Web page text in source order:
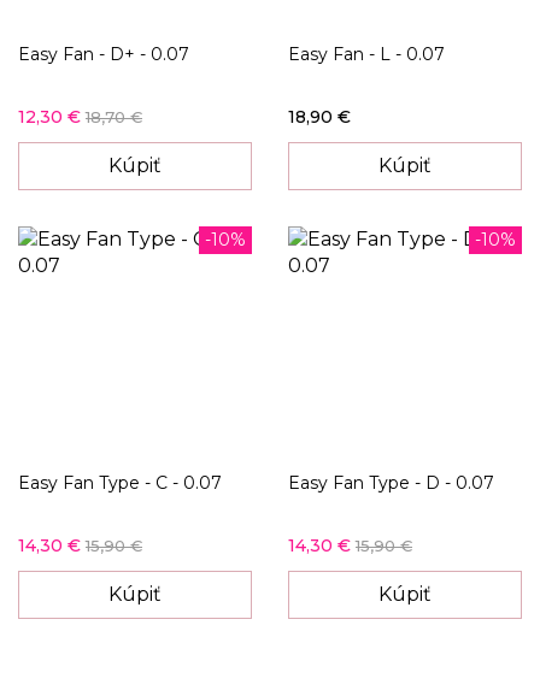
Easy Fan - D+ - 0.07
12,30 € 18,70 €
Kúpiť
Easy Fan - L - 0.07
18,90 €
Kúpiť
-10%
Easy Fan Type - C - 0.07
14,30 € 15,90 €
Kúpiť
-10%
Easy Fan Type - D - 0.07
14,30 € 15,90 €
Kúpiť